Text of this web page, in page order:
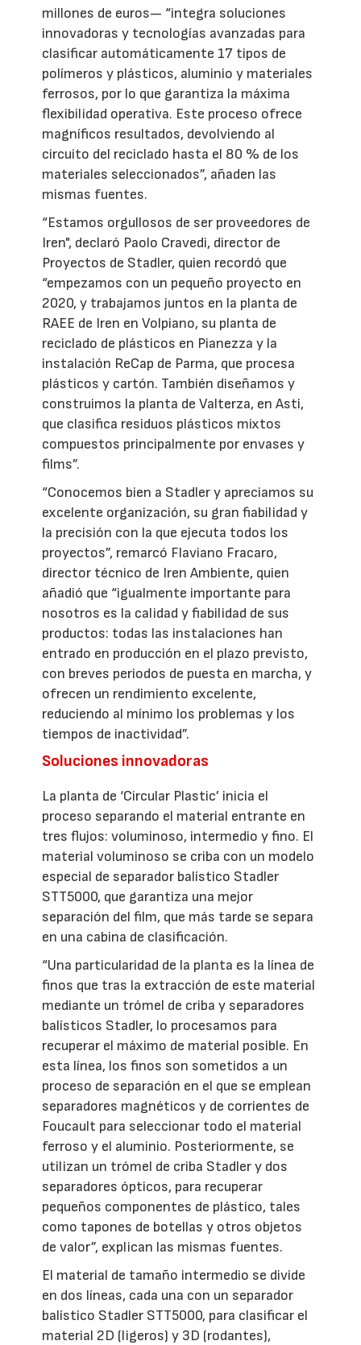
millones de euros— “integra soluciones
innovadoras y tecnologías avanzadas para
clasificar automáticamente 17 tipos de
polímeros y plásticos, aluminio y materiales
ferrosos, por lo que garantiza la máxima
flexibilidad operativa. Este proceso ofrece
magníficos resultados, devolviendo al
circuito del reciclado hasta el 80 % de los
materiales seleccionados”, añaden las
mismas fuentes.
“Estamos orgullosos de ser proveedores de
Iren", declaró Paolo Cravedi, director de
Proyectos de Stadler, quien recordó que
“empezamos con un pequeño proyecto en
2020, y trabajamos juntos en la planta de
RAEE de Iren en Volpiano, su planta de
reciclado de plásticos en Pianezza y la
instalación ReCap de Parma, que procesa
plásticos y cartón. También diseñamos y
construimos la planta de Valterza, en Asti,
que clasifica residuos plásticos mixtos
compuestos principalmente por envases y
films”.
“Conocemos bien a Stadler y apreciamos su
excelente organización, su gran fiabilidad y
la precisión con la que ejecuta todos los
proyectos”, remarcó Flaviano Fracaro,
director técnico de Iren Ambiente, quien
añadió que “igualmente importante para
nosotros es la calidad y fiabilidad de sus
productos: todas las instalaciones han
entrado en producción en el plazo previsto,
con breves periodos de puesta en marcha, y
ofrecen un rendimiento excelente,
reduciendo al mínimo los problemas y los
tiempos de inactividad”.
Soluciones innovadoras
La planta de ‘Circular Plastic’ inicia el
proceso separando el material entrante en
tres flujos: voluminoso, intermedio y fino. El
material voluminoso se criba con un modelo
especial de separador balístico Stadler
STT5000, que garantiza una mejor
separación del film, que más tarde se separa
en una cabina de clasificación.
“Una particularidad de la planta es la línea de
finos que tras la extracción de este material
mediante un trómel de criba y separadores
balísticos Stadler, lo procesamos para
recuperar el máximo de material posible. En
esta línea, los finos son sometidos a un
proceso de separación en el que se emplean
separadores magnéticos y de corrientes de
Foucault para seleccionar todo el material
ferroso y el aluminio. Posteriormente, se
utilizan un trómel de criba Stadler y dos
separadores ópticos, para recuperar
pequeños componentes de plástico, tales
como tapones de botellas y otros objetos
de valor”, explican las mismas fuentes.
El material de tamaño intermedio se divide
en dos líneas, cada una con un separador
balístico Stadler STT5000, para clasificar el
material 2D (ligeros) y 3D (rodantes),